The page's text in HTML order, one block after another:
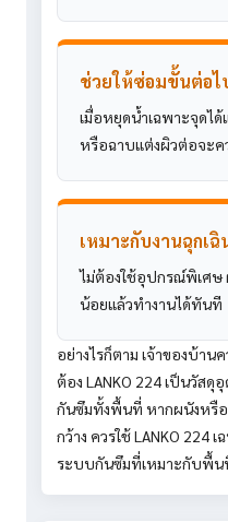
ช่วยให้ซ่อมขั้นต่อไ
เมื่อหยุดน้ำเฉพาะจุดไ
หรือฉาบแต่งผิวต่อจะ
เหมาะกับงานฉุกเฉิ
ไม่ต้องใช้อุปกรณ์พิเศ
น้อยแล้วทำงานได้ทันที
อย่างไรก็ตาม เจ้าของบ้าน
ต้อง LANKO 224 เป็นวัสดุ
กันซึมทั้งพื้นที่ หากผนังหรื
กว้าง ควรใช้ LANKO 224
ระบบกันซึมที่เหมาะกับพื้น